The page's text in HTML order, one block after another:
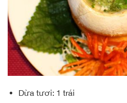
Dừa tươi: 1 trái